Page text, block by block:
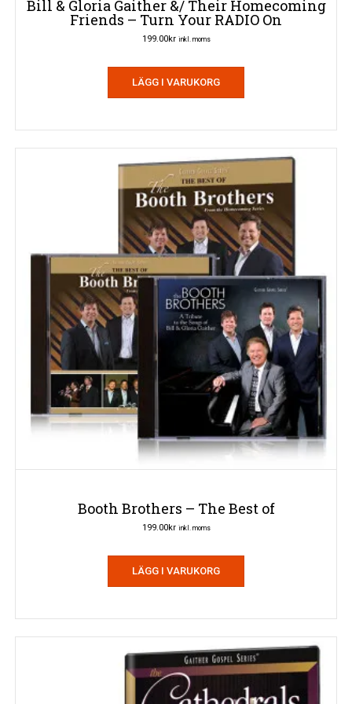
Bill & Gloria Gaither &/ Their Homecoming
Friends – Turn Your RADIO On
199.00kr inkl. moms
LÄGG I VARUKORG
Booth Brothers – The Best of
199.00kr inkl. moms
LÄGG I VARUKORG